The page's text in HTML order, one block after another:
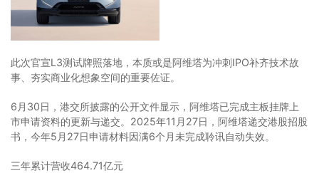
此次官宣L3测试牌照落地，本质或是阿维塔为冲刺IPO补齐技术故
事、夯实商业化想象空间的重要佐证。
6月30日，港交所披露的公开文件显示，阿维塔已完成主板挂牌上
市申请资料的更新与递交。2025年11月27日，阿维塔递交港股招股
书，今年5月27日申请材料因满6个月未完成聆讯自动失效。
三年累计营收464.71亿元